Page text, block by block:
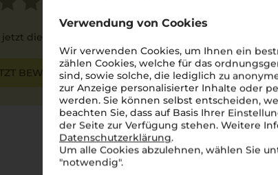
Verwendung von Cookies
Wir verwenden Cookies, um Ihnen ein
zählen Cookies, welche für das
sind, sowie solche, die lediglich zu
zur Anzeige personalisierter Inhalte oder
werden. Sie können selbst entscheiden,
beachten Sie, dass auf Basis Ihrer
der Seite zur Verfügung stehen. Weitere
Datenschutzerklärung.
Um alle Cookies abzulehnen, wählen Sie
"notwendig".
die erste Bewertung!
BEWERTEN